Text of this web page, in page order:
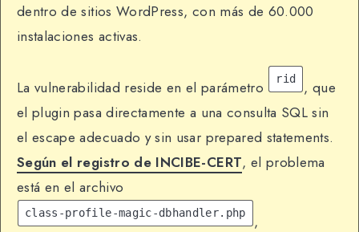
dentro de sitios WordPress, con más de 60.000
instalaciones activas.
La vulnerabilidad reside en el parámetro rid
, que
el plugin pasa directamente a una consulta SQL sin
el escape adecuado y sin usar prepared statements.
Según el registro de INCIBE-CERT, el problema
está en el archivo
class-profile-magic-dbhandler.php
,